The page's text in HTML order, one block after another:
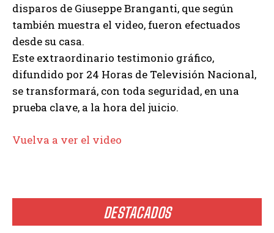
DESTACADOS
disparos de Giuseppe Branganti, que según
también muestra el video, fueron efectuados
desde su casa.
Este extraordinario testimonio gráfico,
difundido por 24 Horas de Televisión Nacional,
se transformará, con toda seguridad, en una
prueba clave, a la hora del juicio.
Vuelva a ver el video